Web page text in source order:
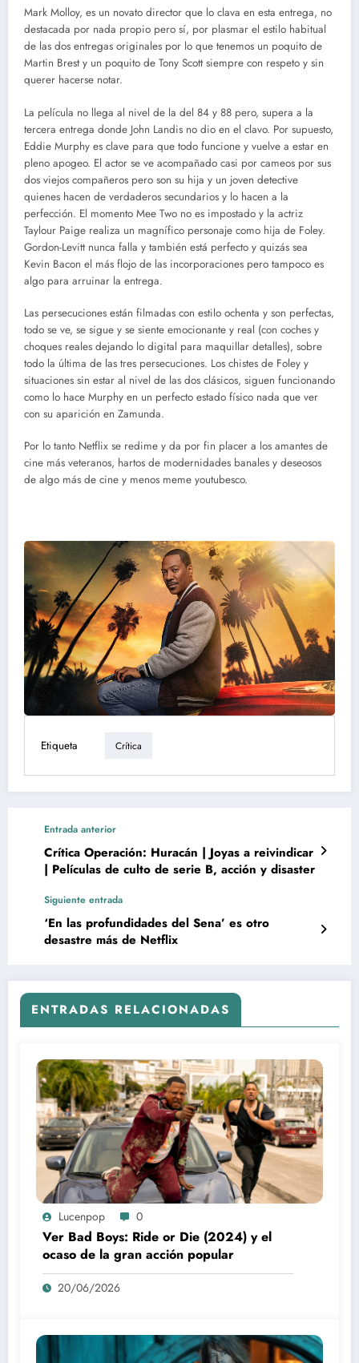
Mark Molloy, es un novato director que lo clava en esta entrega, no
destacada por nada propio pero sí, por plasmar el estilo habitual
de las dos entregas originales por lo que tenemos un poquito de
Martin Brest y un poquito de Tony Scott siempre con respeto y sin
querer hacerse notar.
La película no llega al nivel de la del 84 y 88 pero, supera a la
tercera entrega donde John Landis no dio en el clavo. Por supuesto,
Eddie Murphy es clave para que todo funcione y vuelve a estar en
pleno apogeo. El actor se ve acompañado casi por cameos por sus
dos viejos compañeros pero son su hija y un joven detective
quienes hacen de verdaderos secundarios y lo hacen a la
perfección. El momento Mee Two no es impostado y la actriz
Taylour Paige realiza un magnífico personaje como hija de Foley.
Gordon-Levitt nunca falla y también está perfecto y quizás sea
Kevin Bacon el más flojo de las incorporaciones pero tampoco es
algo para arruinar la entrega.
Las persecuciones están filmadas con estilo ochenta y son perfectas,
todo se ve, se sigue y se siente emocionante y real (con coches y
choques reales dejando lo digital para maquillar detalles), sobre
todo la última de las tres persecuciones. Los chistes de Foley y
situaciones sin estar al nivel de las dos clásicos, siguen funcionando
como lo hace Murphy en un perfecto estado físico nada que ver
con su aparición en Zamunda.
Por lo tanto Netflix se redime y da por fin placer a los amantes de
cine más veteranos, hartos de modernidades banales y deseosos
de algo más de cine y menos meme youtubesco.
Etiqueta Crítica
Entrada anterior
Crítica Operación: Huracán | Joyas a reivindicar
| Películas de culto de serie B, acción y disaster
Siguiente entrada
‘En las profundidades del Sena’ es otro
desastre más de Netflix
ENTRADAS RELACIONADAS
Lucenpop 0
Ver Bad Boys: Ride or Die (2024) y el
ocaso de la gran acción popular
20/06/2026